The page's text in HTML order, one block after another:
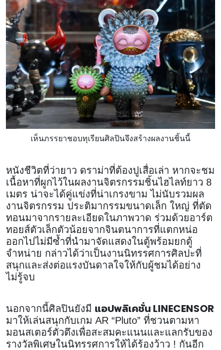
เห็นภรรยาชอบทุเรียนศิลปินจึงสร้างผลงานชิ้นนี้
หนังชีวิตที่ว่ายาว ดราม่าที่ต้องปูเสื่อเล่า หากจะชม
เนื้อหาที่ผูกไว้ในผลงานจิตรกรรมชิ้นไฮไลท์ยาว 8
เมตร น่าจะได้คู่แข่งที่น่าเกรงขาม ไม่นับรวมผล
งานจิตรกรรม ประติมากรรมขนาดเล็ก ใหญ่ ที่ตัด
ทอนมาจากรายละเอียดในภาพวาด ร่วมด้วยอาร์ต
ทอยส์ตัวเล็กตัวน้อยจากจินตนาการที่แตกหน่อ
ออกไปไม่มีซ้ำที่นำมาจัดแสดงในตู้พร้อมยกตู้
จำหน่าย กล่าวได้ว่าเป็นงานนิทรรศการศิลปะที่
สนุกและส่งต่อแรงบันดาลใจให้กับผู้ชมได้อย่าง
ไม่รู้จบ
นอกจากนี้ศิลปินยังมี แอปพลิเคชั่น LINECENSOR
มาให้เล่นสนุกกับเกม AR “Pluto” ที่ชวนตามหา
มอนสเตอร์ตัวตึงเพื่อสะสมคะแนนและแลกรับของ
รางวัลพิเศษในนิทรรศการให้ได้ร้องว้าว ! กันอีก